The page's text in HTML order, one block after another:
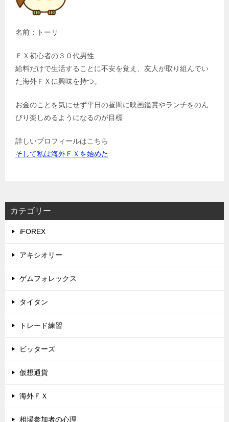
名前：トーリ
ＦＸ初心者の３０代男性
給料だけで生活することに不安を覚え、友人が取り組んでい
た海外ＦＸに興味を持つ。
お金のことを気にせず平日の昼間に映画鑑賞やランチをのん
びり楽しめるようになるのが目標
詳しいプロフィールはこちら
そして私は海外ＦＸを始めた
カテゴリー
iFOREX
アキシオリー
ゲムフォレックス
タイタン
トレード練習
ビッターズ
仮想通貨
海外ＦＸ
相場参加者の心理